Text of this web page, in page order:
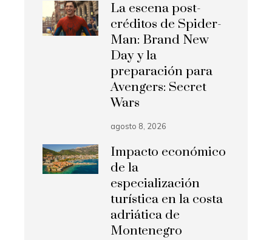
La escena post-
créditos de Spider-
Man: Brand New
Day y la
preparación para
Avengers: Secret
Wars
agosto 8, 2026
Impacto económico
de la
especialización
turística en la costa
adriática de
Montenegro